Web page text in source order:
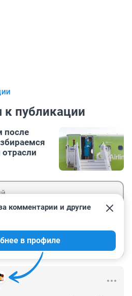
публикации
после
комментарии и другие
в профиле